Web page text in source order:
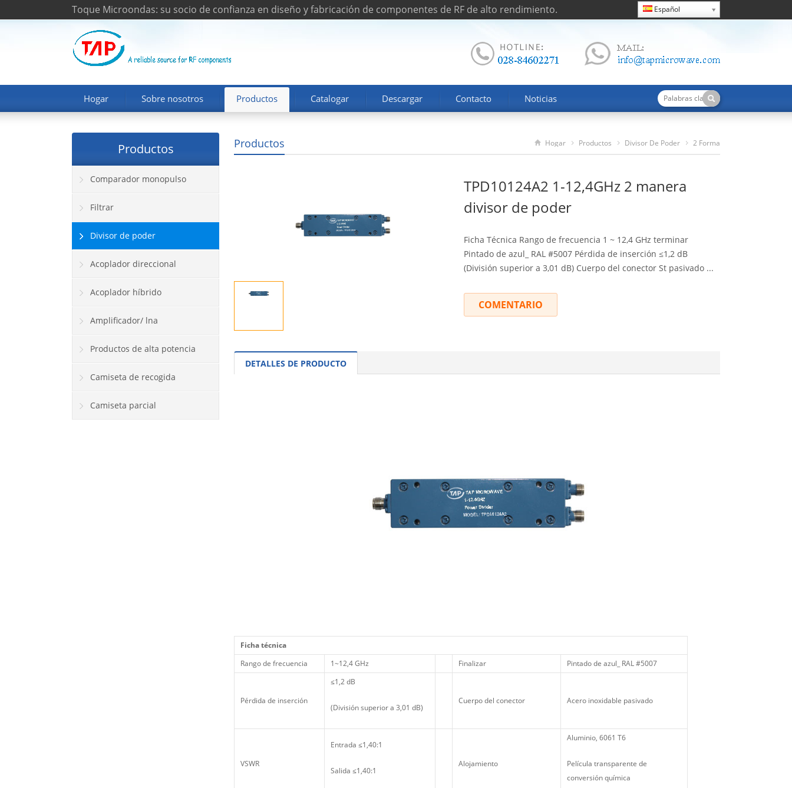
Toque Microondas: su socio de confianza en diseño y fabricación de componentes de RF de alto rendimiento. Español
Hogar Sobre nosotros Productos Catalogar Descargar Contacto Noticias
Productos Hogar Productos Divisor De Poder 2 Forma
TPD10124A2 1-12,4GHz 2 manera
divisor de poder
Ficha Técnica Rango de frecuencia 1 ~ 12,4 GHz terminar
Pintado de azul_ RAL #5007 Pérdida de inserción ≤1,2 dB
(División superior a 3,01 dB) Cuerpo del conector St pasivado ...
COMENTARIO
DETALLES DE PRODUCTO
Ficha técnica
Rango de frecuencia
1~12,4 GHz Finalizar Pintado de azul_ RAL #5007
Pérdida de inserción
≤1,2 dB
(División superior a 3,01 dB)
Cuerpo del conector Acero inoxidable pasivado
VSWR
Entrada ≤1,40:1
Salida ≤1,40:1
Alojamiento
Aluminio, 6061 T6
Película transparente de
conversión química
Productos
Comparador monopulso
Filtrar
Divisor de poder
Acoplador direccional
Acoplador híbrido
Amplificador/ lna
Productos de alta potencia
Camiseta de recogida
Camiseta parcial